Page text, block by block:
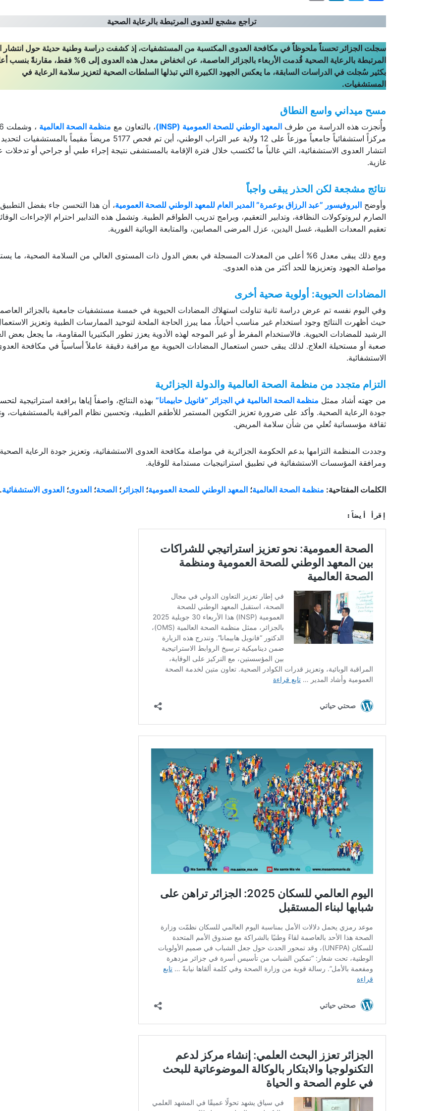
تراجع مشجع للعدوى المرتبطة بالرعاية الصحية
سجلت الجزائر تحسناً ملحوظاً في مكافحة العدوى المكتسبة من المستشفيات، إذ كشفت دراسة وطنية حديثة حول انتشار
المرتبطة بالرعاية الصحية قُدمت الأربعاء بالجزائر العاصمة، عن انخفاض معدل هذه العدوى إلى 6% فقط،
بكثير سُجلت في الدراسات السابقة، ما يعكس الجهود الكبيرة التي تبذلها السلطات الصحية لتعزيز سلامة الرعاية في
المستشفيات.
مسح ميداني واسع النطاق
وأُنجزت هذه الدراسة من طرف المعهد الوطني للصحة العمومية (INSP) ، بالتعاون مع منظمة الصحة العالمية
،
مركزاً استشفائياً جامعياً موزعاً على 12 ولاية عبر التراب الوطني، أين تم فحص 5177 مريضاً مقيماً
انتشار العدوى الاستشفائية، التي غالباً ما تُكتسب خلال فترة الإقامة بالمستشفى نتيجة إجراء طبي أو جراحي أو تدخلات
غازية.
نتائج مشجعة لكن الحذر يبقى واجباً
وأوضح البروفيسور ”عبد الرزاق بوعمرة” المدير العام للمعهد الوطني للصحة العمومية، أن هذا التحسن جاء بفضل التطبيق
الصارم لبروتوكولات النظافة، وتدابير التعقيم، وبرامج تدريب الطواقم الطبية. وتشمل هذه التدابير احترام الإجراءات
تعقيم المعدات الطبية، غسل اليدين، عزل المرضى المصابين، والمتابعة الوبائية الفورية.
ومع ذلك يبقى معدل 6% أعلى من المعدلات المسجلة في بعض الدول ذات المستوى العالي من السلامة الصحية، ما
مواصلة الجهود وتعزيزها للحد أكثر من هذه العدوى.
المضادات الحيوية: أولوية صحية أخرى
وفي اليوم نفسه تم عرض دراسة ثانية تناولت استهلاك المضادات الحيوية في خمسة مستشفيات جامعية بالجزائر
حيث أظهرت النتائج وجود استخدام غير مناسب أحياناً، مما يبرز الحاجة الملحة لتوحيد الممارسات الطبية وتعزيز
الرشيد للمضادات الحيوية. فالاستخدام المفرط أو غير الموجه لهذه الأدوية يعزز تطور البكتيريا المقاومة، ما يجعل بعض
صعبة أو مستحيلة العلاج. لذلك يبقى حسن استعمال المضادات الحيوية مع مراقبة دقيقة عاملاً أساسياً في مكافحة
الاستشفائية.
التزام متجدد من منظمة الصحة العالمية والدولة الجزائرية
من جهته أشاد ممثل منظمة الصحة العالمية في الجزائر ”فانويل حابيمانا” بهذه النتائج، واصفاً إياها برافعة استراتيجية
جودة الرعاية الصحية. وأكد على ضرورة تعزيز التكوين المستمر للأطقم الطبية، وتحسين نظام المراقبة بالمستشفيات،
ثقافة مؤسساتية تُعلي من شأن سلامة المريض.
وجددت المنظمة التزامها بدعم الحكومة الجزائرية في مواصلة مكافحة العدوى الاستشفائية، وتعزيز جودة الرعاية
ومرافقة المؤسسات الاستشفائية في تطبيق استراتيجيات مستدامة للوقاية.
الكلمات المفتاحية: منظمة الصحة العالمية؛ المعهد الوطني للصحة العمومية؛ الجزائر ؛ الصحة؛ العدوى؛ العدوى الاستشفائية.
إقرأ أيضاً: